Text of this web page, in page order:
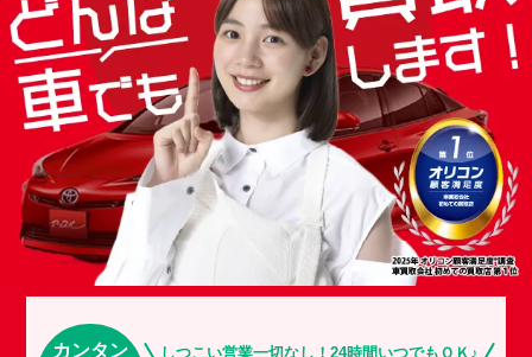
カンタン
しつこい営業一切なし！24時間いつでもＯＫ♪